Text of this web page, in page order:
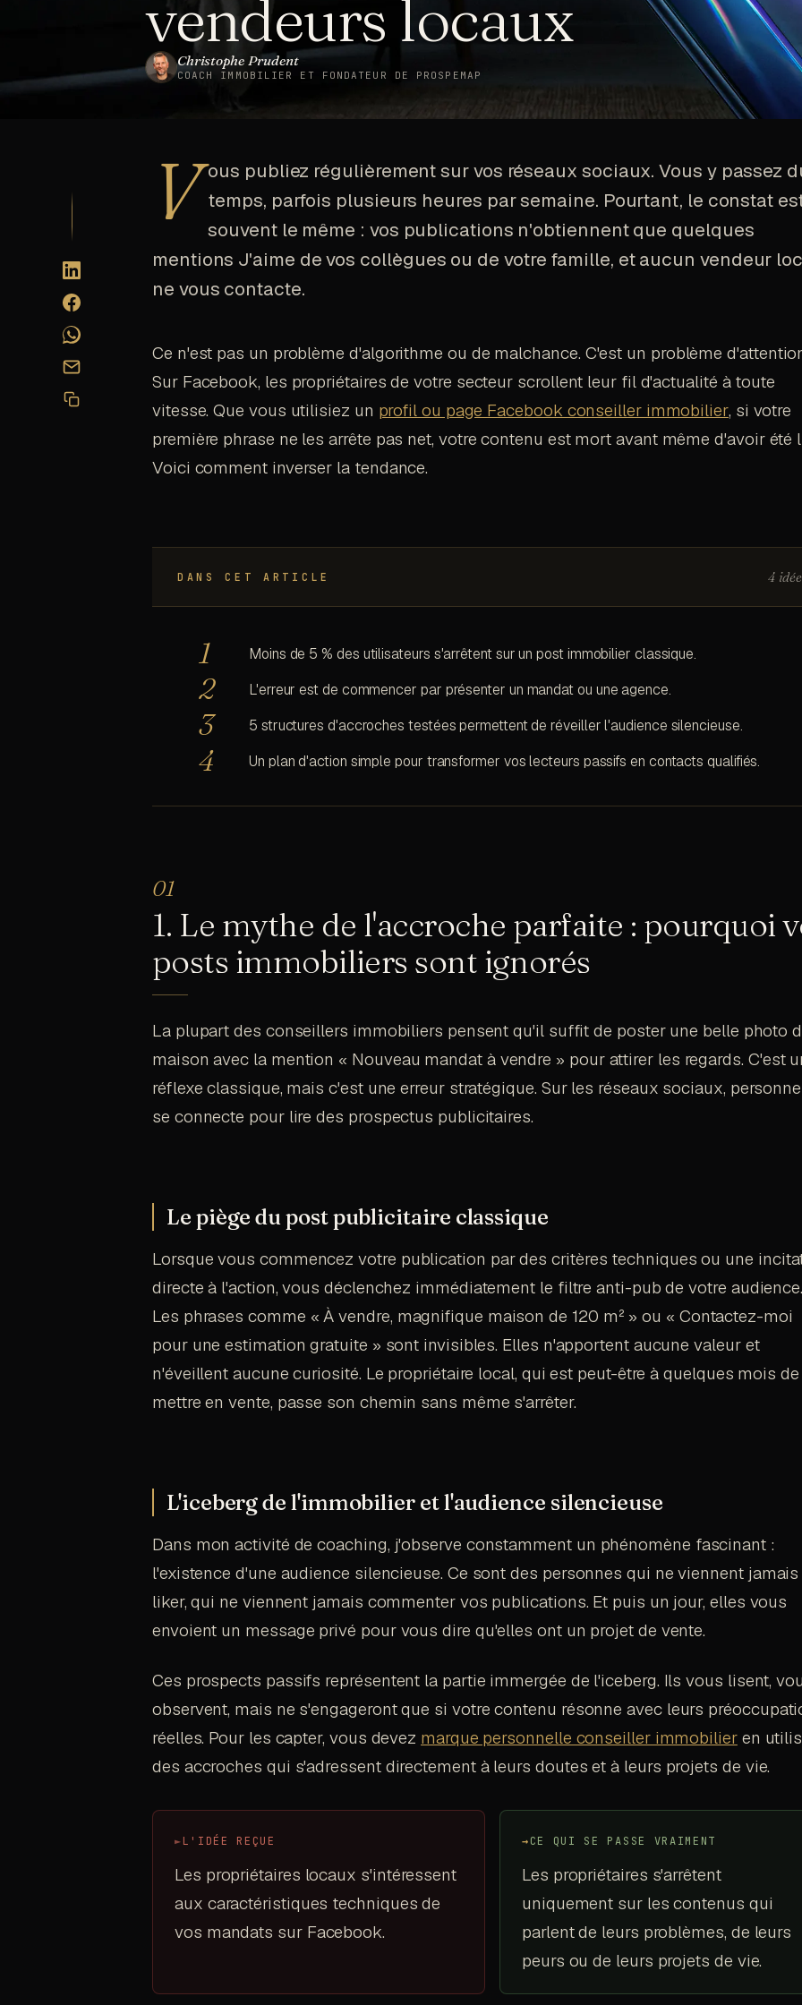
vendeurs locaux
Christophe Prudent
COACH IMMOBILIER ET FONDATEUR DE PROSPEMAP
V ous publiez régulièrement sur vos réseaux sociaux. Vous y passez
temps, parfois plusieurs heures par semaine. Pourtant, le constat
souvent le même : vos publications n'obtiennent que quelques
mentions J'aime de vos collègues ou de votre famille, et aucun vendeur
ne vous contacte.
Ce n'est pas un problème d'algorithme ou de malchance. C'est un problème
Sur Facebook, les propriétaires de votre secteur scrollent leur fil d'actualité à toute
vitesse. Que vous utilisiez un profil ou page Facebook conseiller immobilier, si votre
première phrase ne les arrête pas net, votre contenu est mort avant même d'avoir été
Voici comment inverser la tendance.
DANS CET ARTICLE 4
Moins de 5 % des utilisateurs s'arrêtent sur un post immobilier classique.
L'erreur est de commencer par présenter un mandat ou une agence.
5 structures d'accroches testées permettent de réveiller l'audience silencieuse.
Un plan d'action simple pour transformer vos lecteurs passifs en contacts qualifiés.
1. Le mythe de l'accroche parfaite : pourquoi
posts immobiliers sont ignorés
La plupart des conseillers immobiliers pensent qu'il suffit de poster une belle photo
maison avec la mention « Nouveau mandat à vendre » pour attirer les regards. C'est
réflexe classique, mais c'est une erreur stratégique. Sur les réseaux sociaux,
se connecte pour lire des prospectus publicitaires.
Le piège du post publicitaire classique
Lorsque vous commencez votre publication par des critères techniques ou une
directe à l'action, vous déclenchez immédiatement le filtre anti-pub de votre audience.
Les phrases comme « À vendre, magnifique maison de 120 m² » ou « Contactez-moi
pour une estimation gratuite » sont invisibles. Elles n'apportent aucune valeur et
n'éveillent aucune curiosité. Le propriétaire local, qui est peut-être à quelques mois de
mettre en vente, passe son chemin sans même s'arrêter.
L'iceberg de l'immobilier et l'audience silencieuse
Dans mon activité de coaching, j'observe constamment un phénomène fascinant :
l'existence d'une audience silencieuse. Ce sont des personnes qui ne viennent jamais
liker, qui ne viennent jamais commenter vos publications. Et puis un jour, elles vous
envoient un message privé pour vous dire qu'elles ont un projet de vente.
Ces prospects passifs représentent la partie immergée de l'iceberg. Ils vous lisent,
observent, mais ne s'engageront que si votre contenu résonne avec leurs
réelles. Pour les capter, vous devez marque personnelle conseiller immobilieren
des accroches qui s'adressent directement à leurs doutes et à leurs projets de vie.
►L'IDÉE REÇUE
Les propriétaires locaux s'intéressent
aux caractéristiques techniques de
vos mandats sur Facebook.
→CE QUI SE PASSE VRAIMENT
Les propriétaires s'arrêtent
uniquement sur les contenus qui
parlent de leurs problèmes, de leurs
peurs ou de leurs projets de vie.